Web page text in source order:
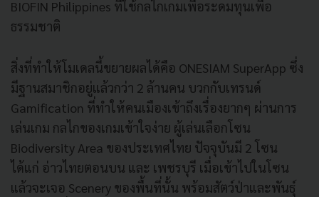
BIOFIN Philippines ที่ใช้กลไกเกมเพื่อระดมทุนเพื่อ
ธรรมชาติ
สิ่งที่ทำให้โมเดลนี้ขยายผลได้คือ ONESIAM SuperApp ซึ่ง
มีฐานสมาชิกอยู่แล้วกว่า 2 ล้านคน บวกกับเทรนด์
Gamification ที่ทำให้คนเมืองเข้าถึงเรื่องยากๆ ผ่านการ
เล่นเกม กลไกของเกมเข้าใจง่าย ผู้เล่นเลือกโซน
Biodiversity Area ของประเทศไทย ปัจจุบันมี 2 โซน
ได้แก่ อ่าวไทยตอนบน และ เพชรบุรี เมื่อเข้าไปในโซน
แล้วจะเจอ Scenery ของพื้นที่นั้น พร้อมสัตว์ป่าและพันธุ์